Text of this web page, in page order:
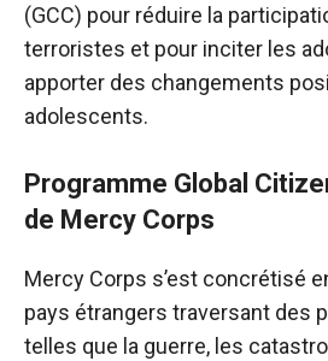
(GCC) pour réduire la
terroristes et pour inciter les
apporter des changements
adolescents.
Programme Global
de Mercy Corps
Mercy Corps s’est concrétisé
pays étrangers traversant des
telles que la guerre, les